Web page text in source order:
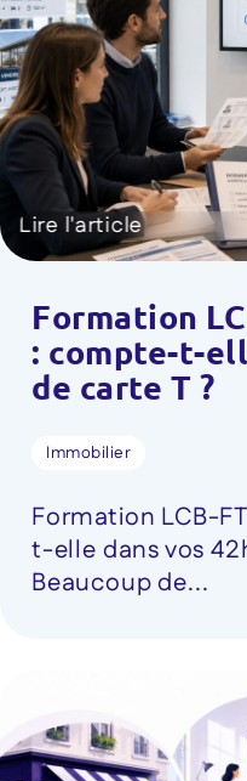
Lire l'article
Formation
: compte-t-
de carte T ?
Immobilier
Formation LCB-
t-elle dans vos
Beaucoup de...